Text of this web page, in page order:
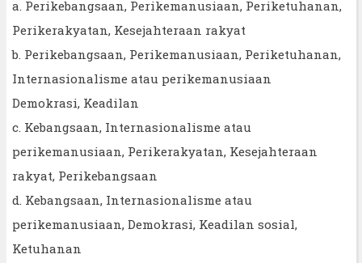
a. Perikebangsaan, Perikemanusiaan, Periketuhanan,
Perikerakyatan, Kesejahteraan rakyat
b. Perikebangsaan, Perikemanusiaan, Periketuhanan,
Internasionalisme atau perikemanusiaan
Demokrasi, Keadilan
c. Kebangsaan, Internasionalisme atau
perikemanusiaan, Perikerakyatan, Kesejahteraan
rakyat, Perikebangsaan
d. Kebangsaan, Internasionalisme atau
perikemanusiaan, Demokrasi, Keadilan sosial,
Ketuhanan